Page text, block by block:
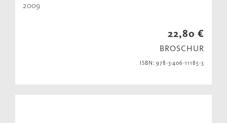
2009
22,80 €
BROSCHUR
ISBN: 978-3-406-11185-3